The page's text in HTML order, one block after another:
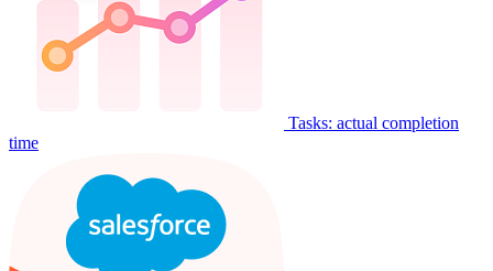
Tasks: actual completion
time